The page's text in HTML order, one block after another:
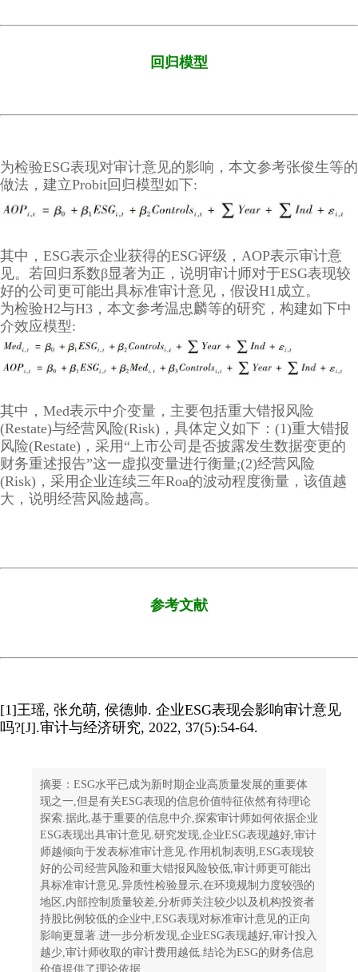
回归模型
为检验ESG表现对审计意见的影响，本文参考张俊生等的
做法，建立Probit回归模型如下:
其中，ESG表示企业获得的ESG评级，AOP表示审计意
见。若回归系数β显著为正，说明审计师对于ESG表现较
好的公司更可能出具标准审计意见，假设H1成立。
为检验H2与H3，本文参考温忠麟等的研究，构建如下中
介效应模型:
其中，Med表示中介变量，主要包括重大错报风险
(Restate)与经营风险(Risk)，具体定义如下：(1)重大错报
风险(Restate)，采用“上市公司是否披露发生数据变更的
财务重述报告”这一虚拟变量进行衡量;(2)经营风险
(Risk)，采用企业连续三年Roa的波动程度衡量，该值越
大，说明经营风险越高。
参考文献
[1]王瑶, 张允萌, 侯德帅. 企业ESG表现会影响审计意见
吗?[J].审计与经济研究, 2022, 37(5):54-64.
摘要：ESG水平已成为新时期企业高质量发展的重要体
现之一,但是有关ESG表现的信息价值特征依然有待理论
探索.据此,基于重要的信息中介,探索审计师如何依据企业
ESG表现出具审计意见.研究发现,企业ESG表现越好,审计
师越倾向于发表标准审计意见.作用机制表明,ESG表现较
好的公司经营风险和重大错报风险较低,审计师更可能出
具标准审计意见.异质性检验显示,在环境规制力度较强的
地区,内部控制质量较差,分析师关注较少以及机构投资者
持股比例较低的企业中,ESG表现对标准审计意见的正向
影响更显著.进一步分析发现,企业ESG表现越好,审计投入
越少,审计师收取的审计费用越低.结论为ESG的财务信息
价值提供了理论依据.